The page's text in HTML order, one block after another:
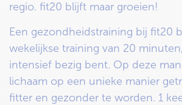
regio. fit20 blijft maar groeien!
Een gezondheidstraining bij fit20
wekelijkse training van 20
intensief bezig bent. Op deze
lichaam op een unieke manier
fitter en gezonder te worden. 1